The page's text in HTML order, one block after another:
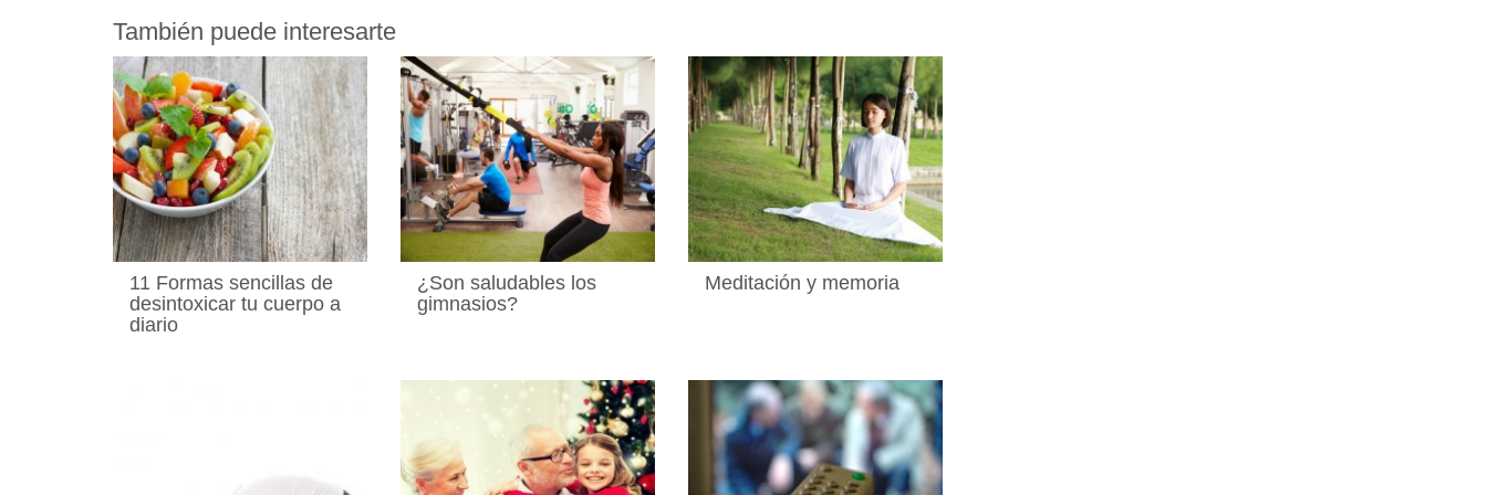
También puede interesarte
11 Formas sencillas de
desintoxicar tu cuerpo a
diario
¿Son saludables los
gimnasios?
Meditación y memoria